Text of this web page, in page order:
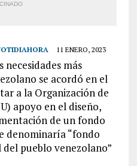
11 ENERO, 2023
necesidades más
se acordó en el
a la Organización de
apoyo en el diseño,
de un fondo
denominaría “fondo
pueblo venezolano”